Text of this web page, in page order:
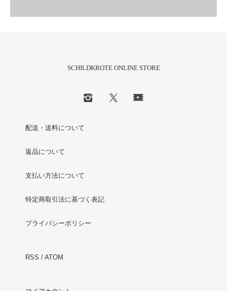
SCHILDKROTE ONLINE STORE
配送・送料について
返品について
支払い方法について
特定商取引法に基づく表記
プライバシーポリシー
RSS / ATOM